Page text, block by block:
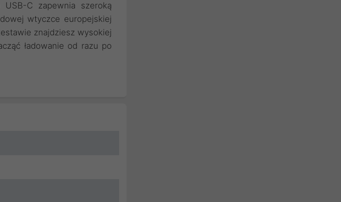
USB-C zapewnia szeroką
wtyczce europejskiej
znajdziesz wysokiej
ładowanie od razu po